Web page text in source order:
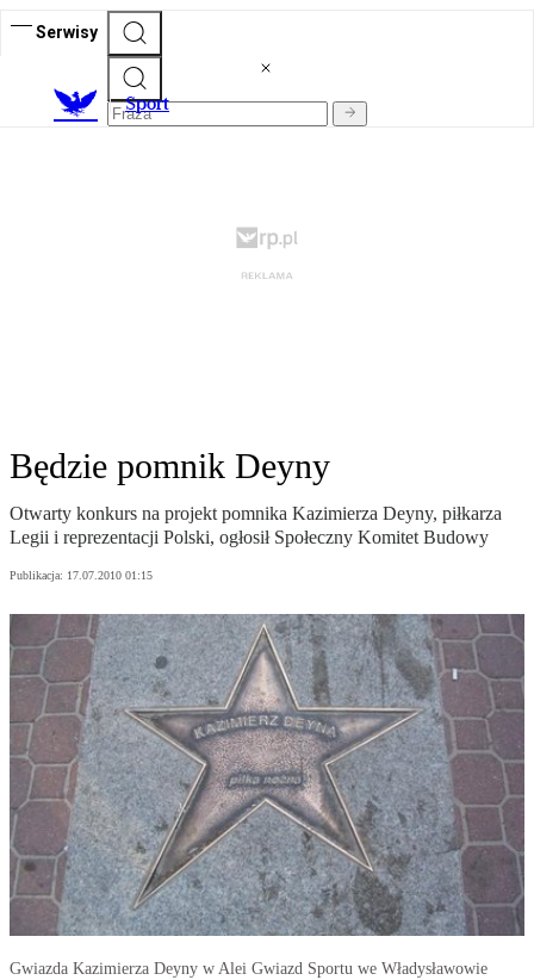
Serwisy
Sport
Będzie pomnik Deyny
Otwarty konkurs na projekt pomnika Kazimierza Deyny, piłkarza
Legii i reprezentacji Polski, ogłosił Społeczny Komitet Budowy
Publikacja: 17.07.2010 01:15
Gwiazda Kazimierza Deyny w Alei Gwiazd Sportu we Władysławowie